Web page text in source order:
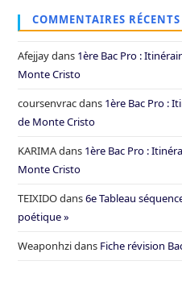
COMMENTAIRES RÉCENTS
Afejjaydans 1ère Bac Pro :
Monte Cristo
coursenvracdans 1ère Bac Pro :
de Monte Cristo
KARIMAdans 1ère Bac Pro :
Monte Cristo
TEIXIDOdans6e Tableau
poétique »
Weaponhzidans Fiche révision